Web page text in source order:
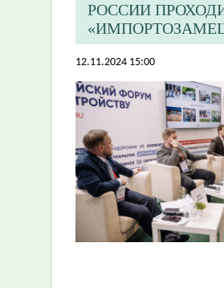
РОССИИ
12.11.2024 15:00